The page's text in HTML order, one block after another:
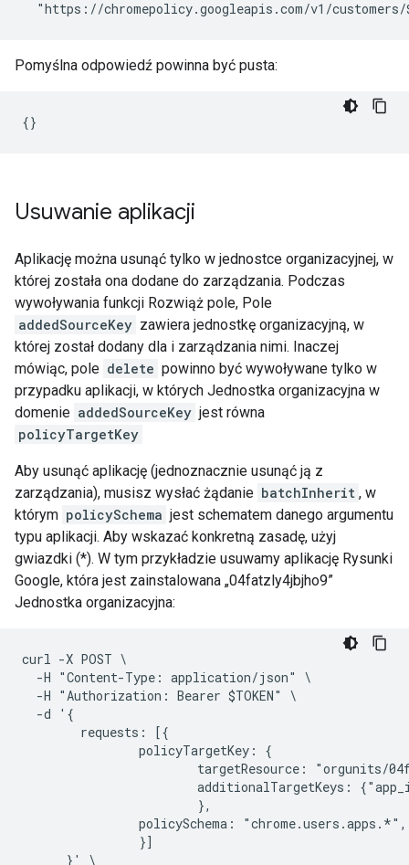
Pomyślna odpowiedź powinna być pusta:
Usuwanie aplikacji
Aplikację można usunąć tylko w jednostce organizacyjnej, w
której została ona dodane do zarządzania. Podczas
wywoływania funkcji Rozwiąż pole, Pole
addedSourceKey zawiera jednostkę organizacyjną, w
której został dodany dla i zarządzania nimi. Inaczej
mówiąc, pole delete powinno być wywoływane tylko w
przypadku aplikacji, w których Jednostka organizacyjna w
domenie addedSourceKey jest równa
policyTargetKey
Aby usunąć aplikację (jednoznacznie usunąć ją z
zarządzania), musisz wysłać żądanie batchInherit , w
którym policySchema jest schematem danego argumentu
typu aplikacji. Aby wskazać konkretną zasadę, użyj
gwiazdki (*). W tym przykładzie usuwamy aplikację Rysunki
Google, która jest zainstalowana „04fatzly4jbjho9”
Jednostka organizacyjna:
curl -X POST \
  -H "Content-Type: application/json" \
  -H "Authorization: Bearer $TOKEN" \
  -d '{
        requests: [{
                policyTargetKey: {
targetResource: "orgunits/
additionalTargetKeys:
                        },
                policySchema: "chrome.users.apps.*",
                }]
      }' \